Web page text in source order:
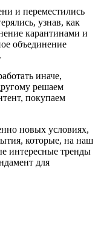
и переместились
узнав, как
карантинами и
объединение
иначе,
решаем
покупаем
новых условиях,
которые, на наш
интересные тренды
для